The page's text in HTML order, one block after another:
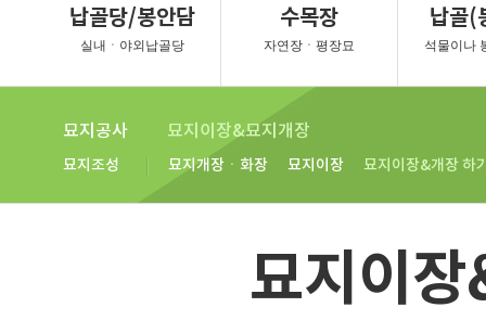
납골당/봉안담
실내ㆍ야외납골당
수목장
자연장ㆍ평장묘
납골(
석물이나
춘천
경기북부
일산
포천
묘지공사
묘지조성
묘지이장&묘지개장
묘지개장ㆍ화장 묘지이장 묘지이장&개장 하
묘지이